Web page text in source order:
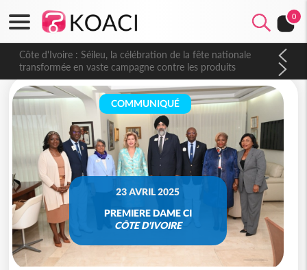
0
Côte d'Ivoire : Séileu, la célébration de la fête nationale
transformée en vaste campagne contre les produits
dépigmentants dangereux
COMMUNIQUÉ
23 AVRIL 2025
PREMIERE DAME CI
CÔTE D'IVOIRE